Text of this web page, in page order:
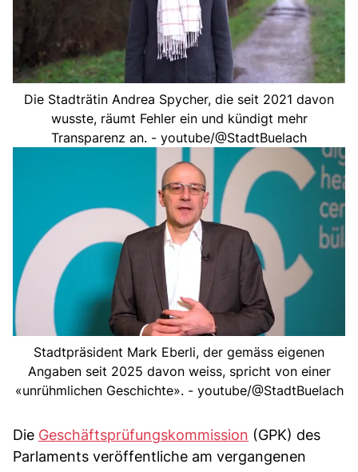
Die Stadträtin Andrea Spycher, die seit 2021 davon
wusste, räumt Fehler ein und kündigt mehr
Transparenz an. - youtube/@StadtBuelach
Stadtpräsident Mark Eberli, der gemäss eigenen
Angaben seit 2025 davon weiss, spricht von einer
«unrühmlichen Geschichte». - youtube/@StadtBuelach
Die Geschäftsprüfungskommission (GPK) des
Parlaments veröffentliche am vergangenen